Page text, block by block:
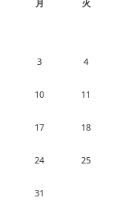
月
火
3 4
10 11
17 18
24 25
31